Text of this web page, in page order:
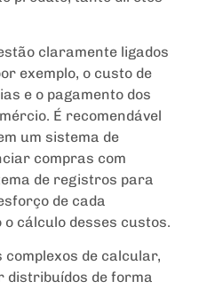
claramente ligados
exemplo, o custo de
e o pagamento dos
É recomendável
um sistema de
compras com
de registros para
de cada
cálculo desses custos.
complexos de calcular,
distribuídos de forma